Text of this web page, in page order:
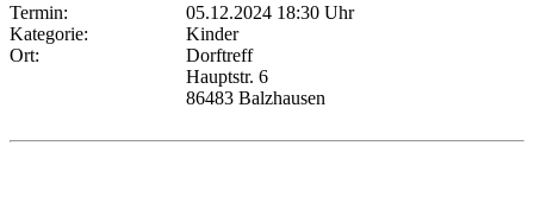
Termin:
05.12.2024 18:30 Uhr
Kategorie:
Kinder
Ort:
Dorftreff
Hauptstr. 6
86483 Balzhausen